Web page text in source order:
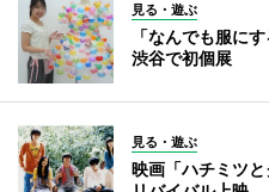
見る・遊ぶ
「なんでも服に
渋谷で初個展
見る・遊ぶ
映画「ハチミツ